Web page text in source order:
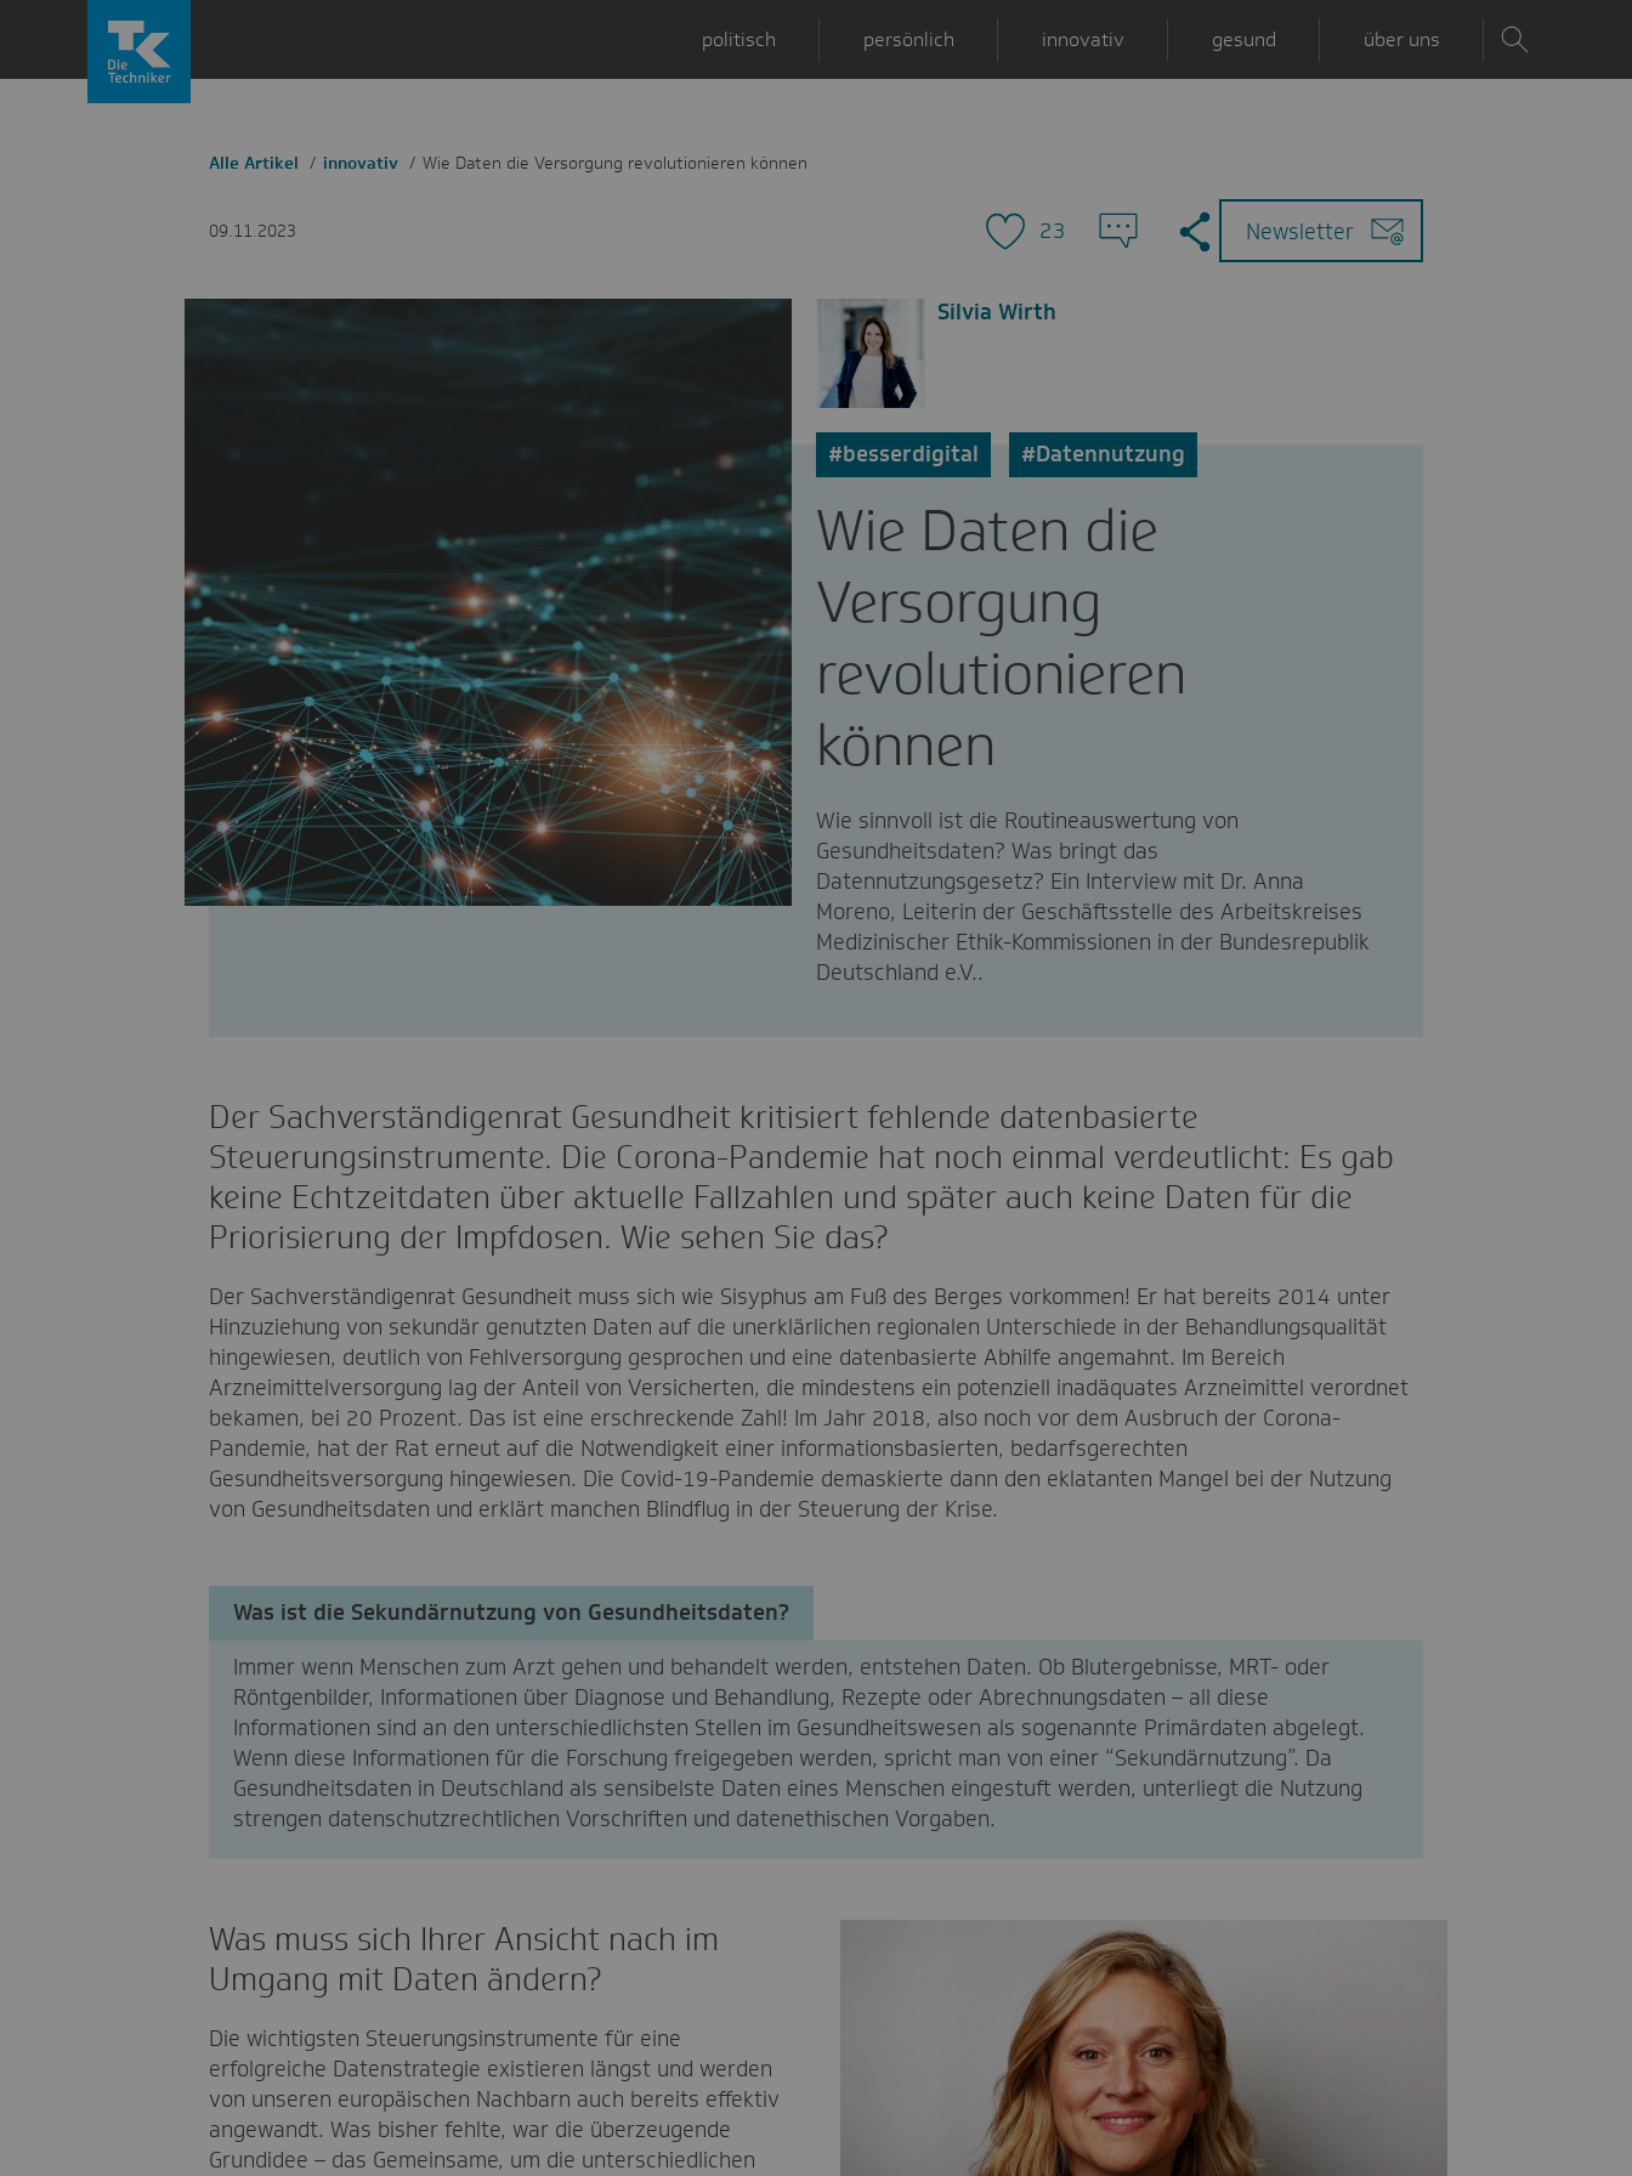
politisch persönlich innovativ gesund über uns
Alle Artikel innovativ Wie Daten die Versorgung revolutionieren können
09.11.2023 23
Zu
den
Kommentaren
MailNewsletter
Silvia Wirth
#besserdigital #Datennutzung
Wie Daten die
Versorgung
revolutionieren
können
Wie sinnvoll ist die Routineauswertung von
Gesundheitsdaten? Was bringt das
Datennutzungsgesetz? Ein Interview mit Dr. Anna
Moreno, Leiterin der Geschäftsstelle des Arbeitskreises
Medizinischer Ethik-Kommissionen in der Bundesrepublik
Deutschland e.V..
Der Sachverständigenrat Gesundheit kritisiert fehlende datenbasierte
Steuerungsinstrumente. Die Corona-Pandemie hat noch einmal verdeutlicht: Es gab
keine Echtzeitdaten über aktuelle Fallzahlen und später auch keine Daten für die
Priorisierung der Impfdosen. Wie sehen Sie das?
Der Sachverständigenrat Gesundheit muss sich wie Sisyphus am Fuß des Berges vorkommen! Er hat bereits 2014 unter
Hinzuziehung von sekundär genutzten Daten auf die unerklärlichen regionalen Unterschiede in der Behandlungsqualität
hingewiesen, deutlich von Fehlversorgung gesprochen und eine datenbasierte Abhilfe angemahnt. Im Bereich
Arzneimittelversorgung lag der Anteil von Versicherten, die mindestens ein potenziell inadäquates Arzneimittel verordnet
bekamen, bei 20 Prozent. Das ist eine erschreckende Zahl! Im Jahr 2018, also noch vor dem Ausbruch der Corona-
Pandemie, hat der Rat erneut auf die Notwendigkeit einer informationsbasierten, bedarfsgerechten
Gesundheitsversorgung hingewiesen. Die Covid-19-Pandemie demaskierte dann den eklatanten Mangel bei der Nutzung
von Gesundheitsdaten und erklärt manchen Blindflug in der Steuerung der Krise.
Was ist die Sekundärnutzung von Gesundheitsdaten?
Immer wenn Menschen zum Arzt gehen und behandelt werden, entstehen Daten. Ob Blutergebnisse, MRT- oder
Röntgenbilder, Informationen über Diagnose und Behandlung, Rezepte oder Abrechnungsdaten – all diese
Informationen sind an den unterschiedlichsten Stellen im Gesundheitswesen als sogenannte Primärdaten abgelegt.
Wenn diese Informationen für die Forschung freigegeben werden, spricht man von einer “Sekundärnutzung”. Da
Gesundheitsdaten in Deutschland als sensibelste Daten eines Menschen eingestuft werden, unterliegt die Nutzung
strengen datenschutzrechtlichen Vorschriften und datenethischen Vorgaben.
Was muss sich Ihrer Ansicht nach im
Umgang mit Daten ändern?
Die wichtigsten Steuerungsinstrumente für eine
erfolgreiche Datenstrategie existieren längst und werden
von unseren europäischen Nachbarn auch bereits effektiv
angewandt. Was bisher fehlte, war die überzeugende
Grundidee – das Gemeinsame, um die unterschiedlichen